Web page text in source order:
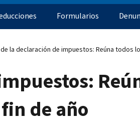
Formularios
la declaración de impuestos: Reúna todos
de año